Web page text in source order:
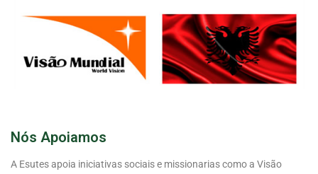
Nós Apoiamos
A Esutes apoia iniciativas sociais e missionarias como a Visão